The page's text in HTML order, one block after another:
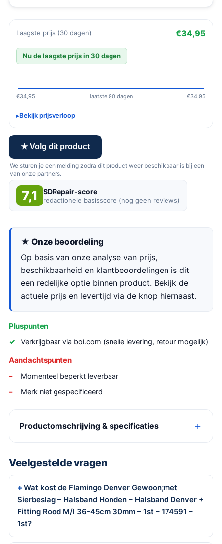
Laagste prijs (30 dagen) €34,95
Nu de laagste prijs in 30 dagen
€34,95 laatste 90 dagen €34,95
Bekijk prijsverloop
★ Volg dit product
We sturen je een melding zodra dit product weer beschikbaar is bij een
van onze partners.
7,1 SDRepair-score
redactionele basisscore (nog geen reviews)
★ Onze beoordeling
Op basis van onze analyse van prijs,
beschikbaarheid en klantbeoordelingen is dit
een redelijke optie binnen product. Bekijk de
actuele prijs en levertijd via de knop hiernaast.
Pluspunten
Verkrijgbaar via bol.com (snelle levering, retour mogelijk)
Aandachtspunten
Momenteel beperkt leverbaar
Merk niet gespecificeerd
Productomschrijving & specificaties
Veelgestelde vragen
Wat kost de Flamingo Denver Gewoon;met
Sierbeslag – Halsband Honden – Halsband Denver +
Fitting Rood M/l 36-45cm 30mm – 1st – 174591 –
1st?